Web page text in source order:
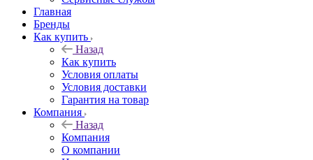
Главная
Бренды
Как купить
Назад
Как купить
Условия оплаты
Условия доставки
Гарантия на товар
Компания
Назад
Компания
О компании